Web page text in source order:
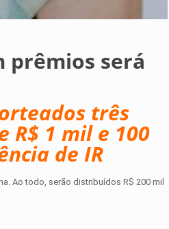
prêmios será
três
R$ 1 mil e 100
de IR
Ao todo, serão distribuídos R$ 200 mil